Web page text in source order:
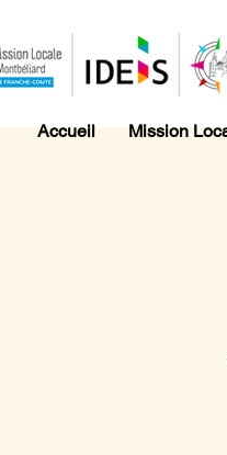
Accueil Mission